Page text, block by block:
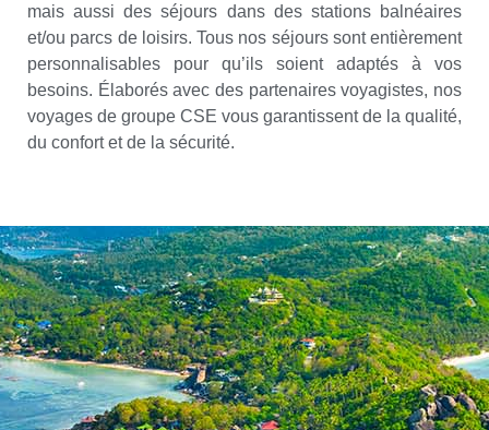
mais aussi des séjours dans des stations balnéaires
et/ou parcs de loisirs. Tous nos séjours sont entièrement
personnalisables pour qu’ils soient adaptés à vos
besoins. Élaborés avec des partenaires voyagistes, nos
voyages de groupe CSE vous garantissent de la qualité,
du confort et de la sécurité.